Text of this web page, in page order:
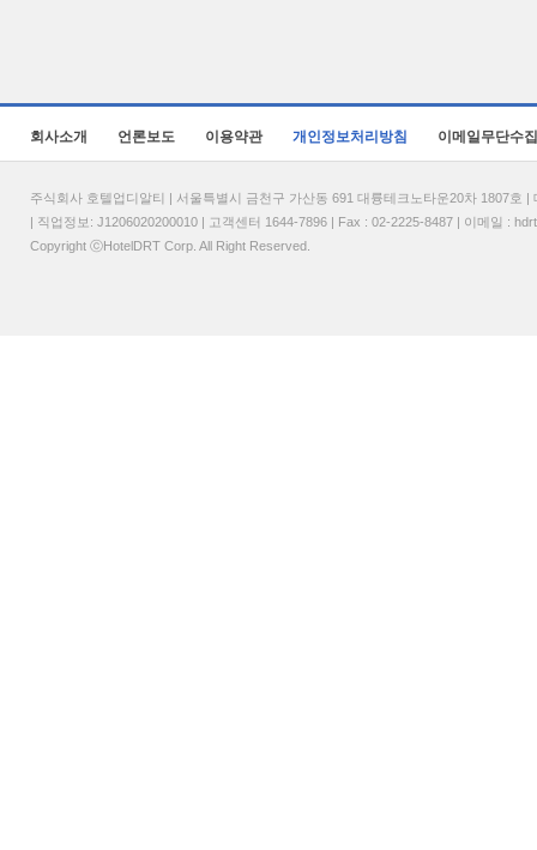
회사소개 언론보도 이용약관 개인정보처리방침 이메일무단수
주식회사 호텔업디알티 | 서울특별시 금천구 가산동 691 대륭테크노타운20차 1807
| 직업정보: J1206020200010 | 고객센터 1644-7896 | Fax : 02-2225-8487 | 이메일 :
Copyright ⓒHotelDRT Corp. All Right Reserved.